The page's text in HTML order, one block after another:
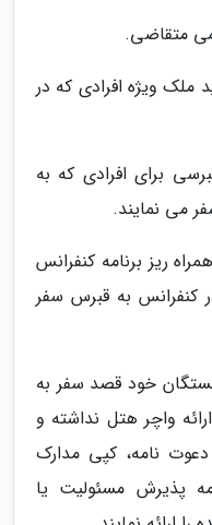
ملک ویژه افرادی که در
برای افرادی که به
می نمایند.
ریز برنامه کنفرانس
کنفرانس به قبرس سفر
بستگان خود قصد سفر به
واچر هتل نداشته و
نامه، کپی مدارک
پذیرش مسئولیت یا